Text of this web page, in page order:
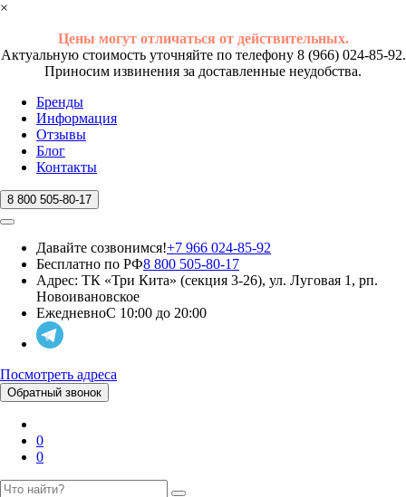
×
Цены могут отличаться от действительных.
Актуальную стоимость уточняйте по телефону 8 (966) 024-85-92.
Приносим извинения за доставленные неудобства.
Бренды
Информация
Отзывы
Блог
Контакты
8 800 505-80-17
Давайте созвонимся!+7 966 024-85-92
Бесплатно по РФ8 800 505-80-17
Адрес: ТК «Три Кита» (секция 3-26), ул. Луговая 1, рп.
Новоивановское
ЕжедневноС 10:00 до 20:00
Посмотреть адреса
Обратный звонок
0
0